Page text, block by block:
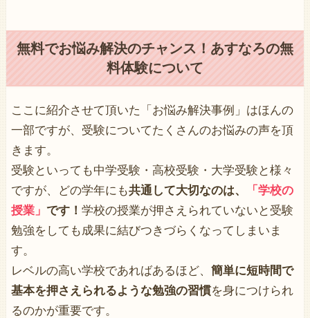
無料でお悩み解決のチャンス！あすなろの無
料体験について
ここに紹介させて頂いた「お悩み解決事例」はほんの
一部ですが、受験についてたくさんのお悩みの声を頂
きます。
受験といっても中学受験・高校受験・大学受験と様々
ですが、どの学年にも共通して大切なのは、
「学校の
授業」 です！ 学校の授業が押さえられていないと受験
勉強をしても成果に結びつきづらくなってしまいま
す。
レベルの高い学校であればあるほど、 簡単に短時間で
基本を押さえられるような勉強の習慣を身につけられ
るのかが重要です。